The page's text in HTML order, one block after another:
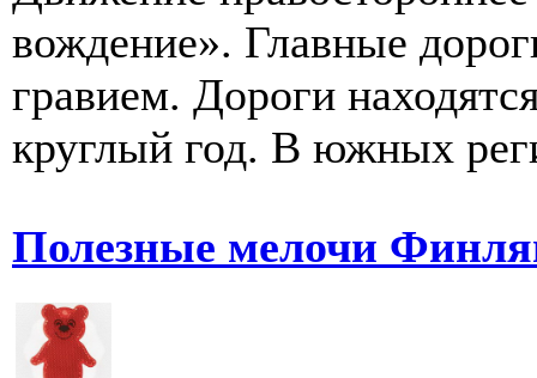
вождение». Главные
гравием. Дороги
круглый год. В южных
Полезные мелочи